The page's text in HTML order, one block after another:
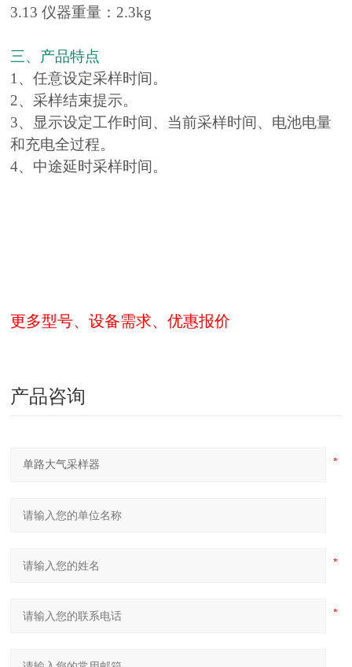
3.13 仪器重量：2.3kg
三、产品特点
1、任意设定采样时间。
2、采样结束提示。
3、显示设定工作时间、当前采样时间、电池电量
和充电全过程。
4、中途延时采样时间。
更多型号、设备需求、优惠报价
产品咨询